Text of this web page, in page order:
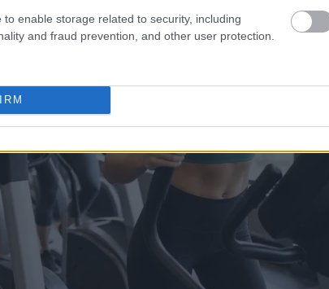
to enable storage related to security, including
and fraud prevention, and other user protection.